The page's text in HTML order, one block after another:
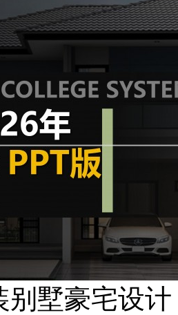
别墅豪宅设计